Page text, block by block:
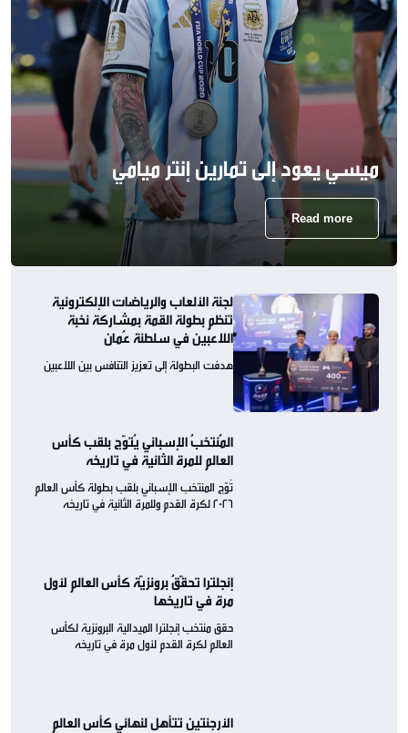
ميسي يعود إلى تمارين إنتر ميامي
Read more
لجنة الألعاب والرياضات الإلكترونية
تنظم بطولة القمة بمشاركة نخبة
اللاعبين في سلطنة عُمان
هدفت البطولة إلى تعزيز التنافس بين اللاعبين
المُنتخبُ الإسباني يُتوّج بلقب كأس
العالم للمرة الثانية في تاريخه
تُوّج المنتخب الإسباني بلقب بطولة كأس العالم
2026 لكرة القدم وللمرة الثانية في تاريخه
إنجلترا تحقّقُ برونزيّة كأس العالم لأول
مرة في تاريخها
حقق منتخب إنجلترا الميدالية البرونزية لكأس
العالم لكرة القدم لأول مرة في تاريخه
الأرجنتين تتأهل لنهائي كأس العالم